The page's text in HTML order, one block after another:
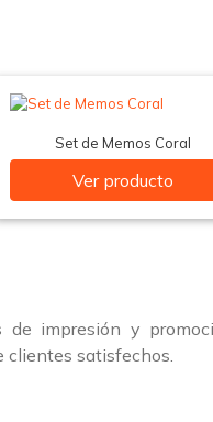
Set de Memos Coral
Ver producto
impresión y
clientes satisfechos.